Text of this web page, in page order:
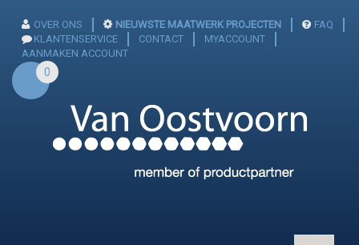
OVER ONS NIEUWSTE MAATWERK PROJECTEN
FAQ
KLANTENSERVICE
CONTACT
MYACCOUNT
AANMAKEN ACCOUNT
0